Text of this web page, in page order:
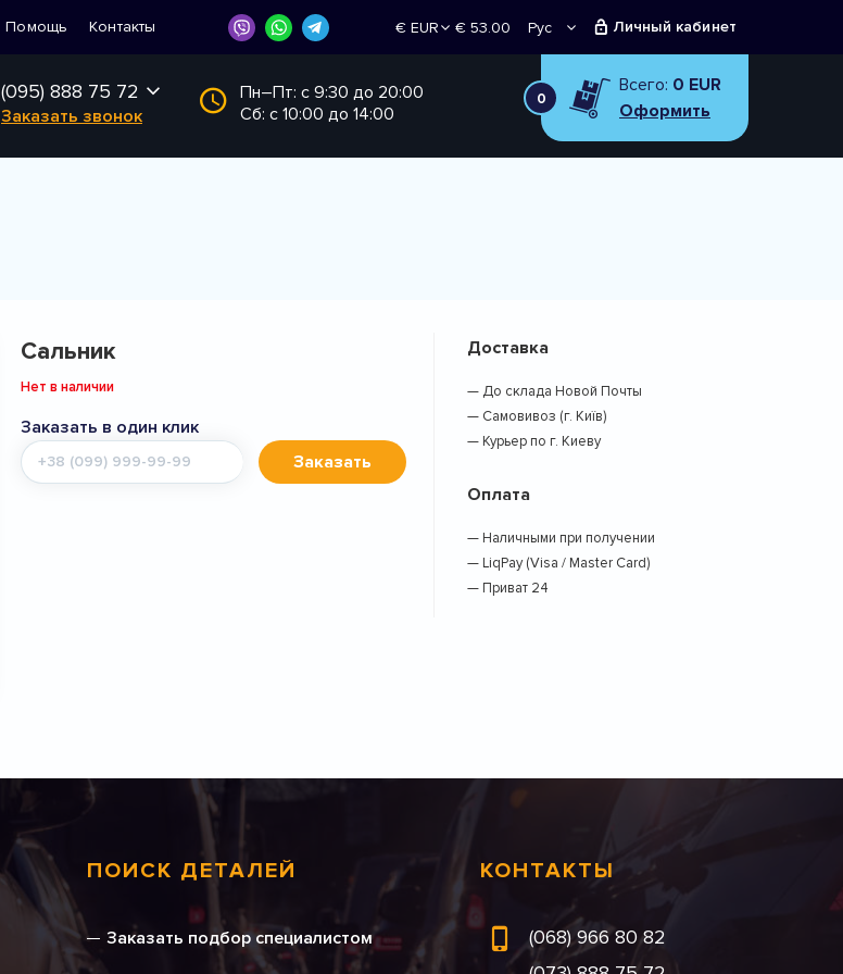
Помощь Контакты
€ EUR
€ 53.00
Рус Личный кабинет
(095) 888 75 72
Заказать звонок
Пн–Пт: с 9:30 до 20:00
Сб: с 10:00 до 14:00
0
Всего: 0 EUR
Оформить
Сальник
Нет в наличии
Заказать в один клик
Мобильный
телефон
Заказать
Доставка
— До склада Новой Почты
— Самовивоз (г. Київ)
— Курьер по г. Киеву
Оплата
— Наличными при получении
— LiqPay (Visa / Master Card)
— Приват 24
ПОИСК ДЕТАЛЕЙ
Заказать подбор специалистом
КОНТАКТЫ
(068) 966 80 82